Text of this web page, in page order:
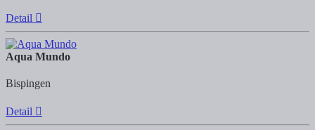
Detail
Aqua Mundo
Bispingen
Detail